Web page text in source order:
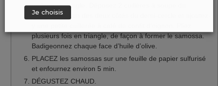
un long rectangle. Déposez 2 cuillères à soupe du
mélange sur un des deux côtés du demi-cercle et ajoutez-
plusieurs fois en triangle, de façon à former le samossa.
Badigeonnez chaque face d’huile d’olive.
PLACEZ les samossas sur une feuille de papier sulfurisé
et enfournez environ 5 min.
DÉGUSTEZ CHAUD.
Je choisis